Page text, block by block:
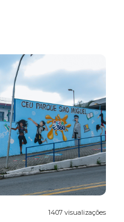
1407 visualizações